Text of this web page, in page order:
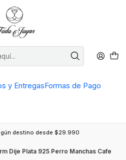
y EntregasFormas de Pago
destino desde $29.990
Dije Plata 925 Perro Manchas Cafe